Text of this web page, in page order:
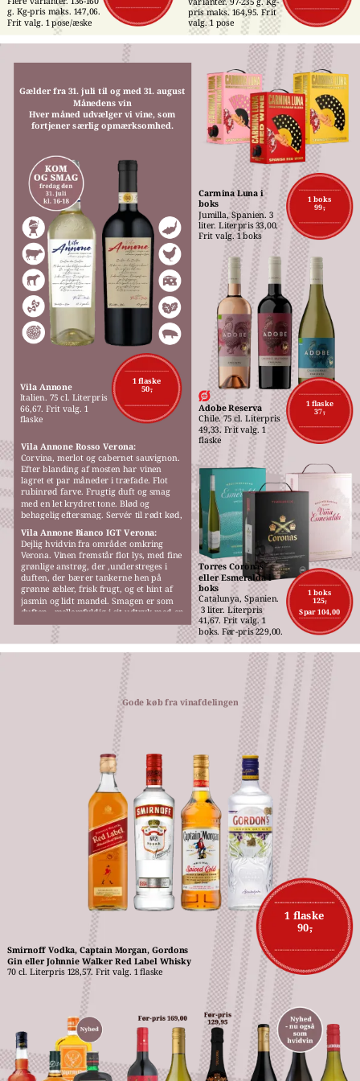
g. Kg-pris maks. 147,06.
Frit valg. 1 pose/æske
pris maks. 164,95. Frit
valg. 1 pose
1 flaske
50,-
Vila Annone
Italien. 75 cl. Literpris
66,67. Frit valg. 1
flaske
1 boks
99,-
Carmina Luna i
boks
Jumilla, Spanien. 3
liter. Literpris 33,00.
Frit valg. 1 boks
1 flaske
37,-
Adobe Reserva
Chile. 75 cl. Literpris
49,33. Frit valg. 1
flaske
Gælder fra 31. juli til og med 31. august
Månedens vin
Hver måned udvælger vi vine, som
fortjener særlig opmærksomhed.
1 boks
125,-
Spar 104,00
Torres Coronas
eller Esmeralda i
boks
Catalunya, Spanien.
3 liter. Literpris
41,67. Frit valg. 1
boks. Før-pris 229,00.
Vila Annone Rosso Verona:
Corvina, merlot og cabernet sauvignon.
Efter blanding af mosten har vinen
lagret et par måneder i træfade. Flot
rubinrød farve. Frugtig duft og smag
med en let krydret tone. Blød og
behagelig eftersmag. Servér til rødt kød,
Vila Annone Bianco IGT Verona:
Dejlig hvidvin fra området omkring
Verona. Vinen fremstår flot lys, med fine
grønlige anstrøg, der ,understreges i
duften, der bærer tankerne hen på
grønne æbler, frisk frugt, og et hint af
jasmin og lidt mandel. Smagen er som
duften,  mellemfyldig i sit udtryk med en
behagelig blødhed.
1 flaske
90,-
Smirnoff Vodka, Captain Morgan, Gordons
Gin eller Johnnie Walker Red Label Whisky
70 cl. Literpris 128,57. Frit valg. 1 flaske
Gode køb fra vinafdelingen